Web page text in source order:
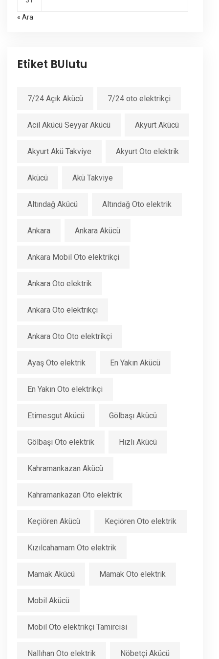
« Ara
Etiket BUlutu
7/24 Açık Akücü 7/24 oto elektrikçi
Acil Akücü Seyyar Akücü Akyurt Akücü
Akyurt Akü Takviye Akyurt Oto elektrik
Akücü Akü Takviye
Altındağ Akücü Altındağ Oto elektrik
Ankara Ankara Akücü
Ankara Mobil Oto elektrikçi
Ankara Oto elektrik
Ankara Oto elektrikçi
Ankara Oto Oto elektrikçi
Ayaş Oto elektrik En Yakın Akücü
En Yakın Oto elektrikçi
Etimesgut Akücü Gölbaşı Akücü
Gölbaşı Oto elektrik Hızlı Akücü
Kahramankazan Akücü
Kahramankazan Oto elektrik
Keçiören Akücü Keçiören Oto elektrik
Kızılcahamam Oto elektrik
Mamak Akücü Mamak Oto elektrik
Mobil Akücü
Mobil Oto elektrikçi Tamircisi
Nallıhan Oto elektrik Nöbetçi Akücü